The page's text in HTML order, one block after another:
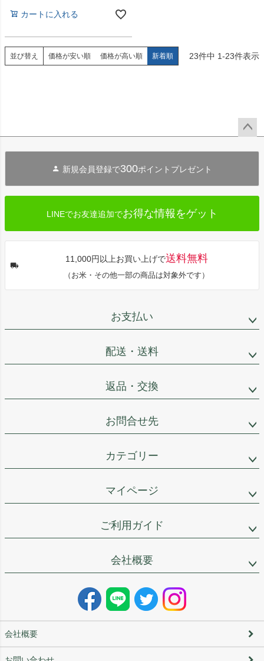
カートに入れる
並び替え 価格が安い順 価格が高い順 新着順 23件中 1-23件表示
新規会員登録で300ポイントプレゼント
LINEでお友達追加でお得な情報をゲット
11,000円以上お買い上げで送料無料
（お米・その他一部の商品は対象外です）
お支払い
配送・送料
返品・交換
お問合せ先
カテゴリー
マイページ
ご利用ガイド
会社概要
会社概要